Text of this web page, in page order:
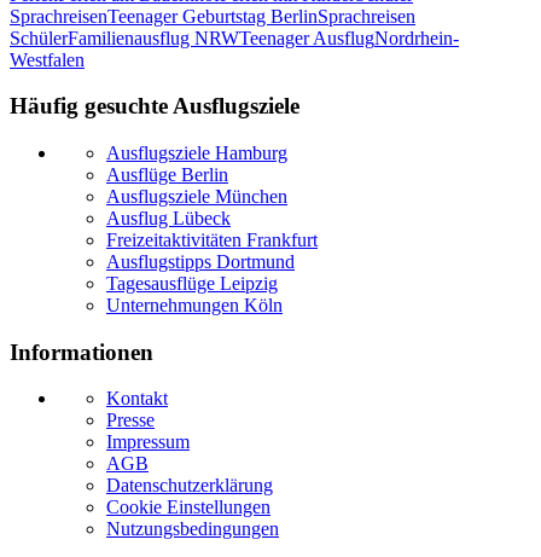
SprachreisenTeenager Geburtstag BerlinSprachreisen
SchülerFamilienausflug NRWTeenager AusflugNordrhein-
Westfalen
Häufig gesuchte Ausflugsziele
Ausflugsziele Hamburg
Ausflüge Berlin
Ausflugsziele München
Ausflug Lübeck
Freizeitaktivitäten Frankfurt
Ausflugstipps Dortmund
Tagesausflüge Leipzig
Unternehmungen Köln
Informationen
Kontakt
Presse
Impressum
AGB
Datenschutzerklärung
Cookie Einstellungen
Nutzungsbedingungen